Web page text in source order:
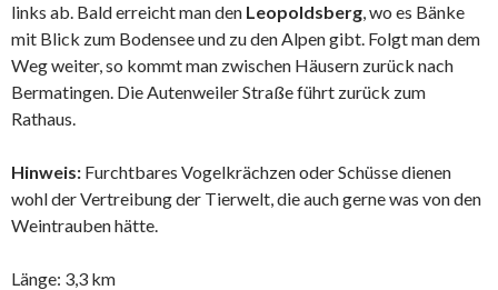
links ab. Bald erreicht man den Leopoldsberg, wo es Bänke
mit Blick zum Bodensee und zu den Alpen gibt. Folgt man dem
Weg weiter, so kommt man zwischen Häusern zurück nach
Bermatingen. Die Autenweiler Straße führt zurück zum
Rathaus.
Hinweis: Furchtbares Vogelkrächzen oder Schüsse dienen
wohl der Vertreibung der Tierwelt, die auch gerne was von den
Weintrauben hätte.
Länge: 3,3 km